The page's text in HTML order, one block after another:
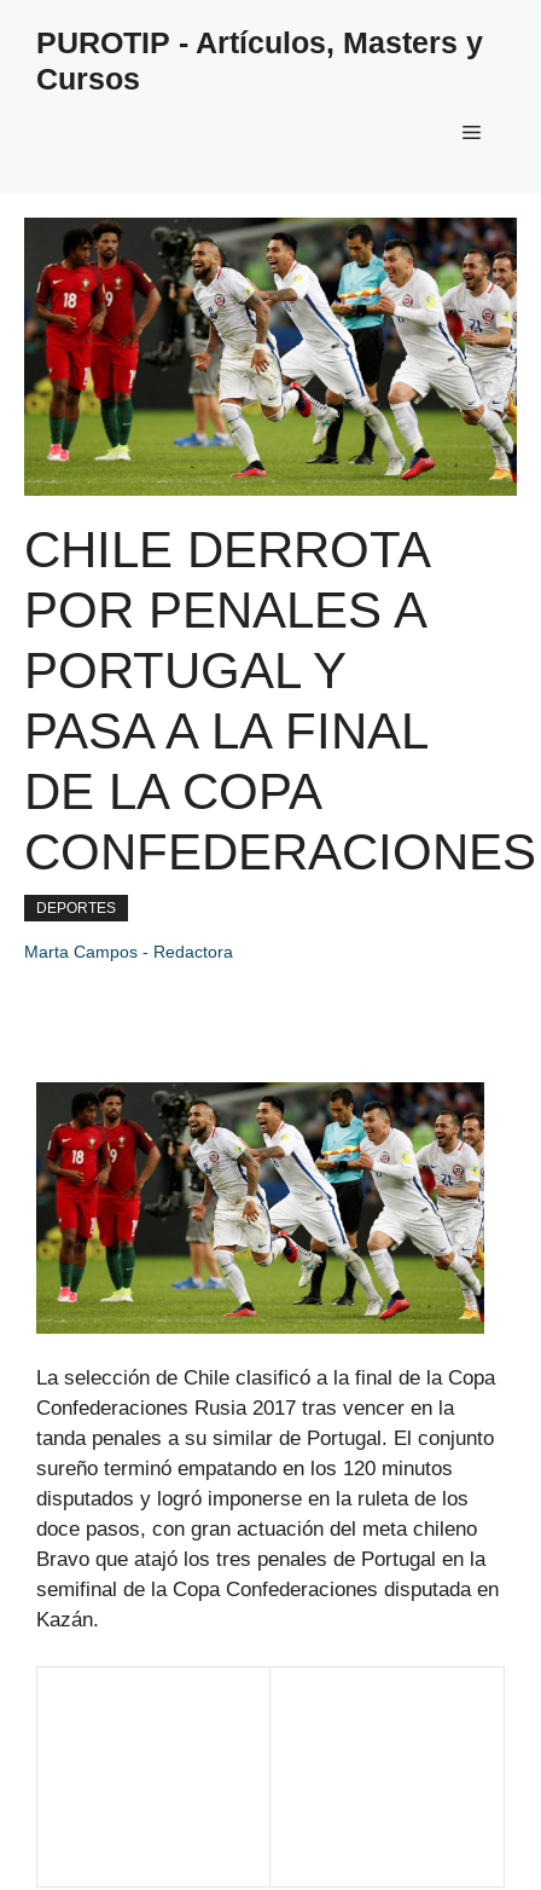
contenido
PUROTIP - Artículos, Masters y
Cursos
Menú
CHILE DERROTA
POR PENALES A
PORTUGAL Y
PASA A LA FINAL
DE LA COPA
CONFEDERACIONES
DEPORTES
Marta Campos - Redactora
La selección de Chile clasificó a la final de la Copa
Confederaciones Rusia 2017 tras vencer en la
tanda penales a su similar de Portugal. El conjunto
sureño terminó empatando en los 120 minutos
disputados y logró imponerse en la ruleta de los
doce pasos, con gran actuación del meta chileno
Bravo que atajó los tres penales de Portugal en la
semifinal de la Copa Confederaciones disputada en
Kazán.